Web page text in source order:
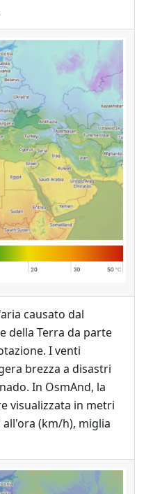
causato dal
della Terra da parte
I venti
brezza a disastri
In OsmAnd, la
visualizzata in metri
(km/h), miglia